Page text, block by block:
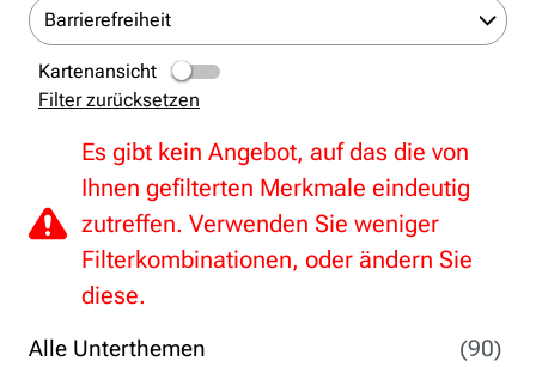
Alle Unterthemen
(90)
Barrierefreiheit
Kartenansicht
Filter zurücksetzen
Es gibt kein Angebot, auf das die von
Ihnen gefilterten Merkmale eindeutig
zutreffen. Verwenden Sie weniger
Filterkombinationen, oder ändern Sie
diese.